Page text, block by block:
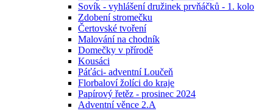
Sovík - vyhlášení družinek prvňáčků - 1. kolo
Zdobení stromečku
Čertovské tvoření
Malování na chodník
Domečky v přírodě
Kousáci
Páťáci- adventní Loučeň
Florbaloví žolíci do kraje
Papírový řetěz - prosinec 2024
Adventní věnce 2.A